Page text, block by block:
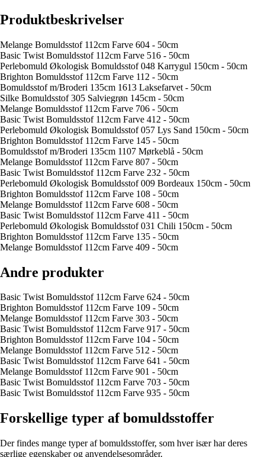
Produktbeskrivelser
Melange Bomuldsstof 112cm Farve 604 - 50cm
Basic Twist Bomuldsstof 112cm Farve 516 - 50cm
Perlebomuld Økologisk Bomuldsstof 048 Karrygul 150cm - 50cm
Brighton Bomuldsstof 112cm Farve 112 - 50cm
Bomuldsstof m/Broderi 135cm 1613 Laksefarvet - 50cm
Silke Bomuldsstof 305 Salviegrøn 145cm - 50cm
Melange Bomuldsstof 112cm Farve 706 - 50cm
Basic Twist Bomuldsstof 112cm Farve 412 - 50cm
Perlebomuld Økologisk Bomuldsstof 057 Lys Sand 150cm - 50cm
Brighton Bomuldsstof 112cm Farve 145 - 50cm
Bomuldsstof m/Broderi 135cm 1107 Mørkeblå - 50cm
Melange Bomuldsstof 112cm Farve 807 - 50cm
Basic Twist Bomuldsstof 112cm Farve 232 - 50cm
Perlebomuld Økologisk Bomuldsstof 009 Bordeaux 150cm - 50cm
Brighton Bomuldsstof 112cm Farve 108 - 50cm
Melange Bomuldsstof 112cm Farve 608 - 50cm
Basic Twist Bomuldsstof 112cm Farve 411 - 50cm
Perlebomuld Økologisk Bomuldsstof 031 Chili 150cm - 50cm
Brighton Bomuldsstof 112cm Farve 135 - 50cm
Melange Bomuldsstof 112cm Farve 409 - 50cm
Andre produkter
Basic Twist Bomuldsstof 112cm Farve 624 - 50cm
Brighton Bomuldsstof 112cm Farve 109 - 50cm
Melange Bomuldsstof 112cm Farve 303 - 50cm
Basic Twist Bomuldsstof 112cm Farve 917 - 50cm
Brighton Bomuldsstof 112cm Farve 104 - 50cm
Melange Bomuldsstof 112cm Farve 512 - 50cm
Basic Twist Bomuldsstof 112cm Farve 641 - 50cm
Melange Bomuldsstof 112cm Farve 901 - 50cm
Basic Twist Bomuldsstof 112cm Farve 703 - 50cm
Basic Twist Bomuldsstof 112cm Farve 935 - 50cm
Forskellige typer af bomuldsstoffer
Der findes mange typer af bomuldsstoffer, som hver især har deres
særlige egenskaber og anvendelsesområder.